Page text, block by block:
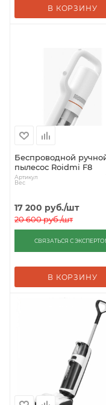
В КОРЗИНУ
Беспроводной
пылесос Roidmi F8
Артикул
Вес
17 200 руб./шт
20 600руб./шт
СВЯЗАТЬСЯ С
В КОРЗИНУ